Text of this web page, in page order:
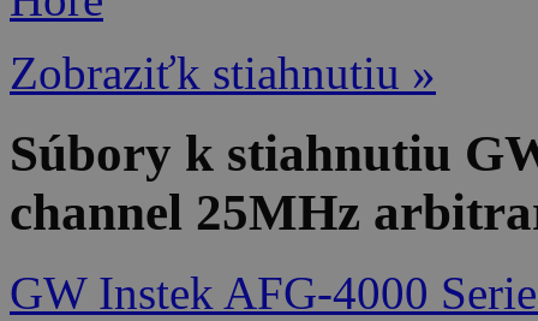
Zobraziťk stiahnutiu »
Súbory k stiahnutiu
channel 25MHz
GW Instek AFG-4000